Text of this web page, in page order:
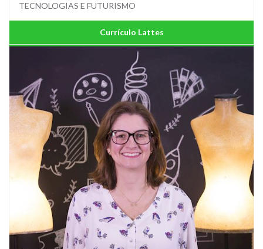
TECNOLOGIAS E FUTURISMO
Currículo Lattes